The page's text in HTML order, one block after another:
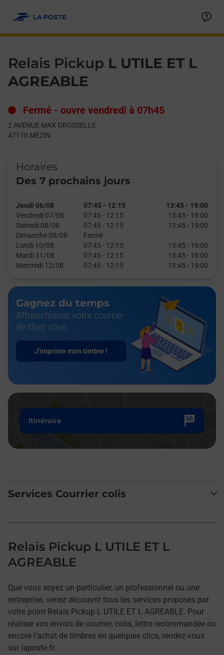
Relais Pickup L UTILE ET L
AGREABLE
Fermé - ouvre vendredi à 07h45
2 AVENUE MAX GROSSELLE
47170 MEZIN
Horaires
Des 7 prochains jours
Jeudi 06/08 07:45 - 12:15 13:45 - 19:00
Vendredi 07/08
07:45 - 12:15 13:45 - 19:00
Samedi 08/08
07:45 - 12:15 13:45 - 19:00
Dimanche 09/08
Fermé
Lundi 10/08
07:45 - 12:15 13:45 - 19:00
Mardi 11/08
07:45 - 12:15 13:45 - 19:00
Mercredi 12/08
07:45 - 12:15 13:45 - 19:00
Gagnez du temps
Affranchissez votre courrier
de chez vous
J'imprime mon timbre !
Itinéraire
Services Courrier colis
Relais Pickup L UTILE ET L
AGREABLE
Que vous soyez un particulier, un professionnel ou une
entreprise, venez découvrir tous les services proposés par
votre point Relais Pickup L UTILE ET L AGREABLE. Pour
réaliser vos envois de courrier, colis, lettre recommandée ou
encore l'achat de timbres en quelques clics, rendez-vous
sur laposte.fr.